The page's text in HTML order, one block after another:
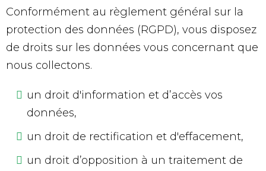
Conformément au règlement général sur la
protection des données (RGPD), vous disposez
de droits sur les données vous concernant que
nous collectons.
un droit d'information et d’accès vos
données,
un droit de rectification et d'effacement,
un droit d’opposition à un traitement de